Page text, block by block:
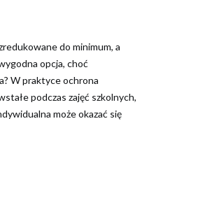
do minimum, a
opcja, choć
W praktyce ochrona
podczas zajęć szkolnych,
może okazać się